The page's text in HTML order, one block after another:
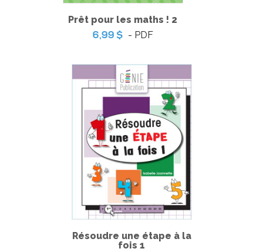
La grande foire !
Prêt pour les maths ! 2
6,99 $ - PDF
Résoudre une étape à la
fois 1